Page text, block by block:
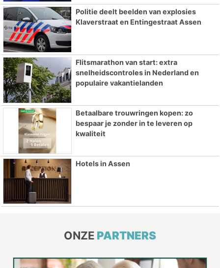
Politie deelt beelden van explosies
Klaverstraat en Entingestraat Assen
Flitsmarathon van start: extra
snelheidscontroles in Nederland en
populaire vakantielanden
Betaalbare trouwringen kopen: zo
bespaar je zonder in te leveren op
kwaliteit
Hotels in Assen
ONZE PARTNERS